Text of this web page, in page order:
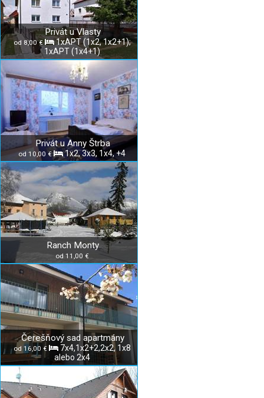
Privát u Vlasty
od 8,00 €
1xAPT (1x2, 1x2+1);
1xAPT (1x4+1)
Privát u Anny Štrba
od 10,00 € 1x2, 3x3, 1x4, +4
Ranch Monty
od 11,00 €
Čerešňový sad apartmány
od 16,00 €
7x4,1x2+2,2x2, 1x8
alebo 2x4